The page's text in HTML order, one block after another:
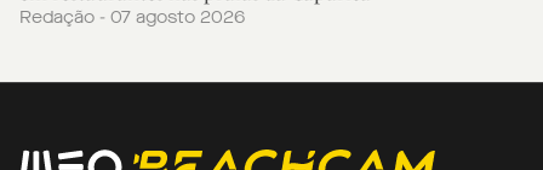
Redação - 07 agosto 2026